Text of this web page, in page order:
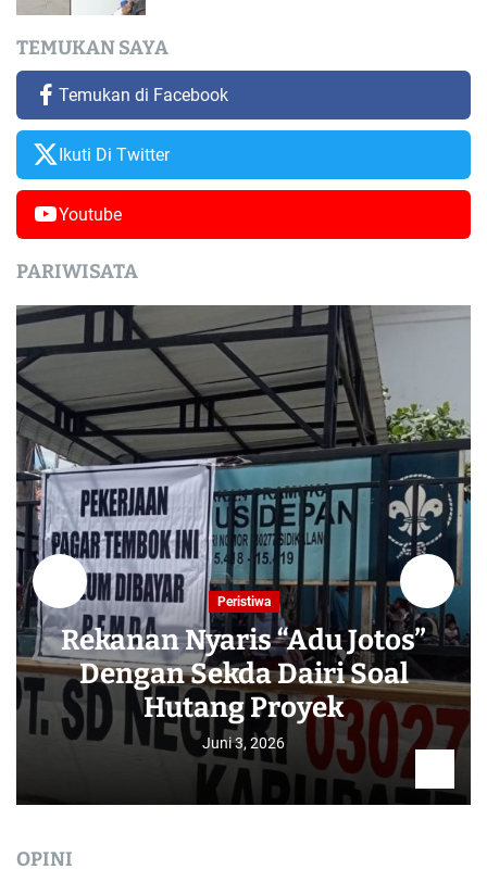
TEMUKAN SAYA
Temukan di Facebook
Ikuti Di Twitter
Youtube
PARIWISATA
Peristiwa
Rekanan Nyaris “Adu Jotos”
Dengan Sekda Dairi Soal
Hutang Proyek
Juni 3, 2026
OPINI